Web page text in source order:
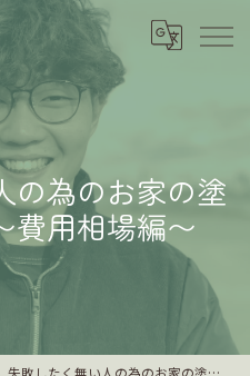
の為のお家の塗
用相場編〜